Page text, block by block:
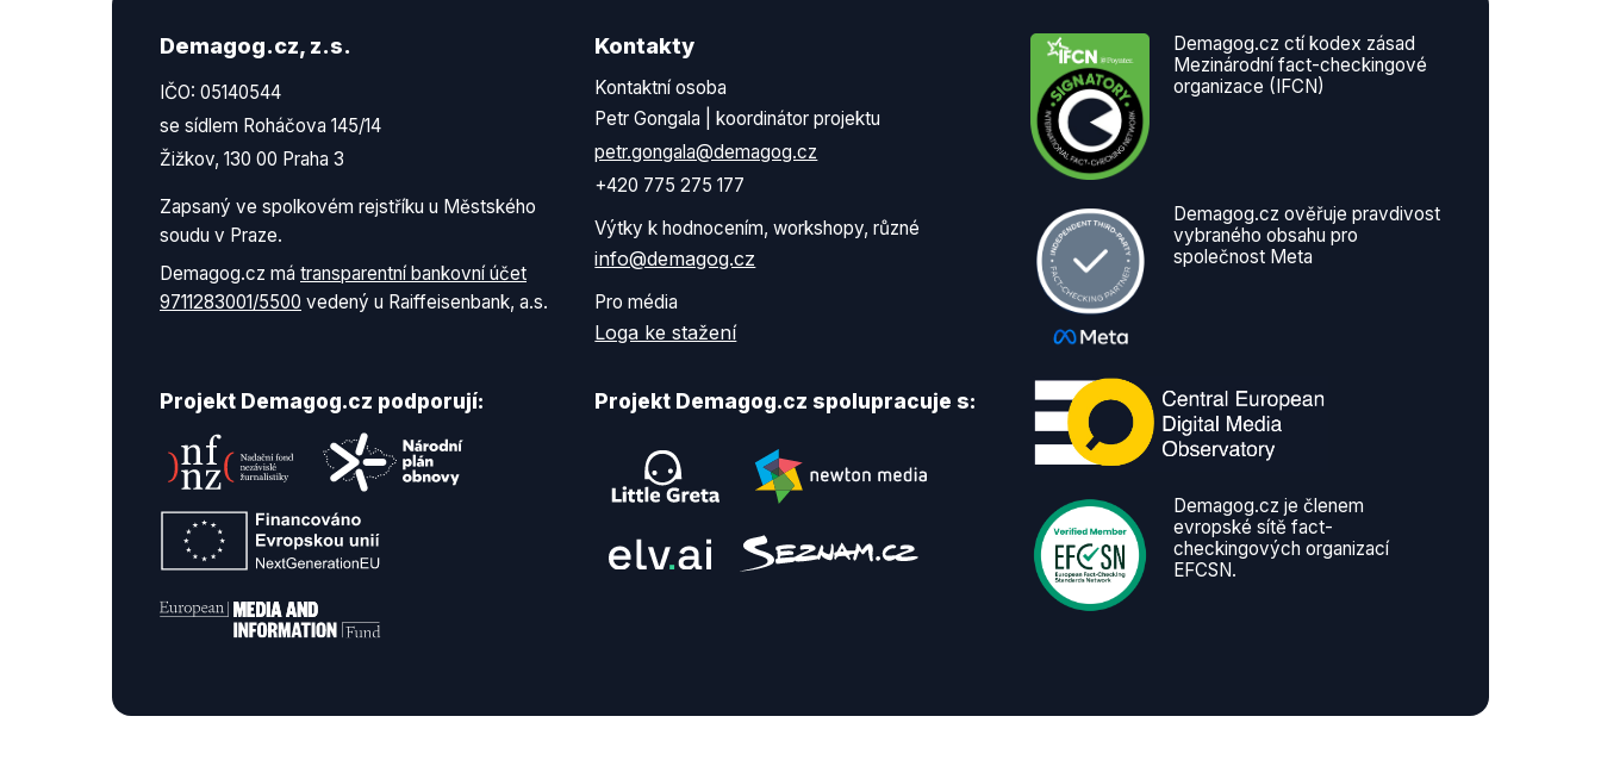
Demagog.cz, z.s.
IČO: 05140544
se sídlem Roháčova 145/14
Žižkov, 130 00 Praha 3
Zapsaný ve spolkovém rejstříku u Městského
soudu v Praze.
Demagog.cz má transparentní bankovní účet
9711283001/5500 vedený u Raiffeisenbank, a.s.
Kontakty
Kontaktní osoba
Petr Gongala | koordinátor projektu
petr.gongala@demagog.cz
+420 775 275 177
Výtky k hodnocením, workshopy, různé
info@demagog.cz
Pro média
Loga ke stažení
Projekt Demagog.cz podporují: Projekt Demagog.cz spolupracuje s:
Demagog.cz ctí kodex zásad
Mezinárodní fact-checkingové
organizace (IFCN)
Demagog.cz ověřuje pravdivost
vybraného obsahu pro
společnost Meta
Demagog.cz je členem
evropské sítě fact-
checkingových organizací
EFCSN.